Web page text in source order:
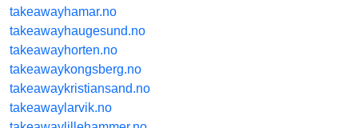
takeawayhamar.no
takeawayhaugesund.no
takeawayhorten.no
takeawaykongsberg.no
takeawaykristiansand.no
takeawaylarvik.no